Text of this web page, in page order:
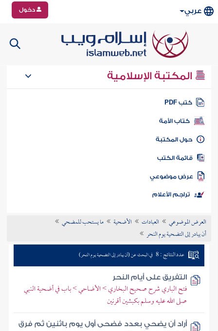
عربي دخول
المكتبة الإسلامية
كتب PDF
كتاب الأمة
المكتبة
الكتب
موضوعي
تراجم الأعلام
العرض الموضوعي العبادات الأضحية
ما يستحب للمضحي
أن يبادر إلى التضحية يوم النحر
عدد النتائج : 8 في البحث عن (أن يبادر إلى التضحية يوم النحر)
التفريق على أيام النحر
فتح الباري شرح صحيح البخاري > الأضاحي > باب في أضحية النبي
صلى الله عليه وسلم بكبشين أقرنين
أراد أن يضحي بعدد فضحى أول يوم باثنين ثم فرق